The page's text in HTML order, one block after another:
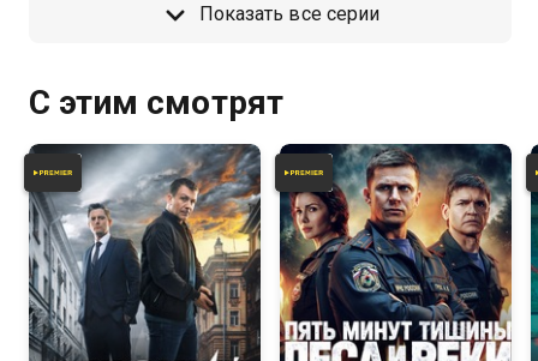
Показать все серии
С этим смотрят